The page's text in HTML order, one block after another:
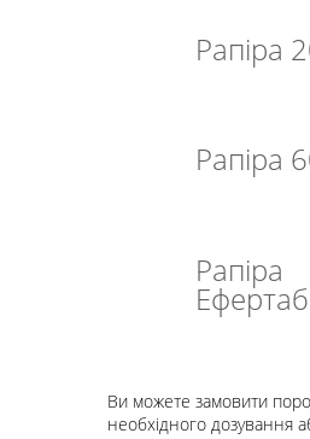
Рапіра
Рапіра
Рапіра
Ефертаб
Ви можете замовити
необхідного дозування